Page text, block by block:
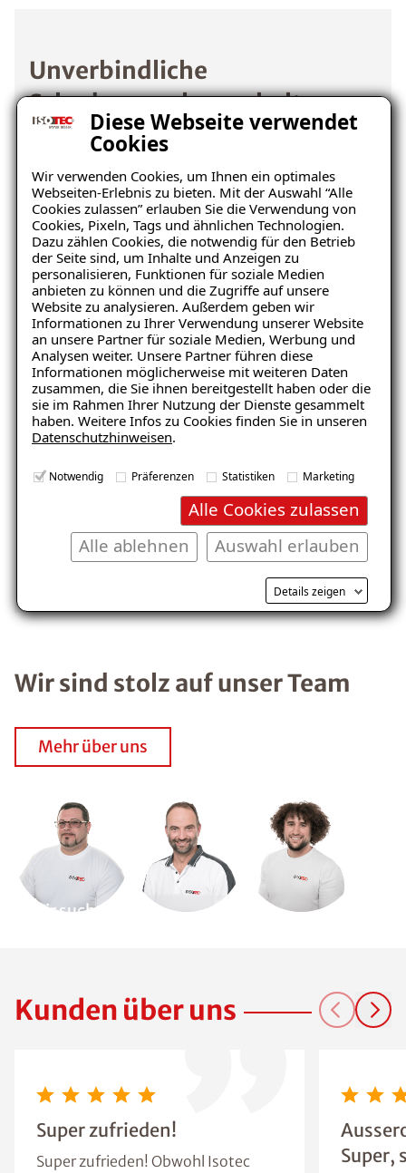
Diese Webseite verwendet
Cookies
Wir verwenden Cookies, um Ihnen ein optimales
Webseiten-Erlebnis zu bieten. Mit der Auswahl “Alle
Cookies zulassen” erlauben Sie die Verwendung von
Cookies, Pixeln, Tags und ähnlichen Technologien.
Dazu zählen Cookies, die notwendig für den Betrieb
der Seite sind, um Inhalte und Anzeigen zu
personalisieren, Funktionen für soziale Medien
anbieten zu können und die Zugriffe auf unsere
Website zu analysieren. Außerdem geben wir
Informationen zu Ihrer Verwendung unserer Website
an unsere Partner für soziale Medien, Werbung und
Analysen weiter. Unsere Partner führen diese
Informationen möglicherweise mit weiteren Daten
zusammen, die Sie ihnen bereitgestellt haben oder die
sie im Rahmen Ihrer Nutzung der Dienste gesammelt
haben. Weitere Infos zu Cookies finden Sie in unseren
Datenschutzhinweisen.
Notwendig Präferenzen Statistiken Marketing
Alle Cookies zulassen
Auswahl erlauben
Alle ablehnen
Details zeigen
Unverbindliche
Schadensanalyse erhalten
Keller Wohnraum
Garage/Boden
Wir sind stolz auf unser Team
Mehr über uns
Wir suchen
Kunden über uns
Super zufrieden!
Super zufrieden! Obwohl Isotec
Super,